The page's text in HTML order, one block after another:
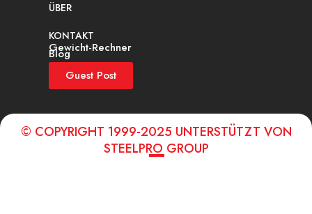
ÜBER
KONTAKT
Gewicht-Rechner
Blog
Guest Post
© COPYRIGHT 1999-2025 UNTERSTÜTZT VON
STEELPRO GROUP